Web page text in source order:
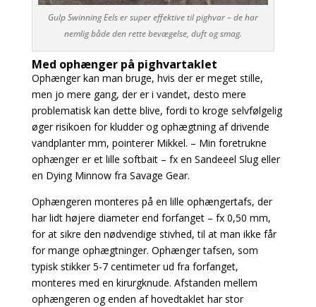
Gulp Swinning Eels er super effektive til pighvar – de har
nemlig både den rette bevægelse, duft og smag.
Med ophænger på pighvartaklet
Ophænger kan man bruge, hvis der er meget stille,
men jo mere gang, der er i vandet, desto mere
problematisk kan dette blive, fordi to kroge selvfølgelig
øger risikoen for kludder og ophægtning af drivende
vandplanter mm, pointerer Mikkel. – Min foretrukne
ophænger er et lille softbait – fx en Sandeeel Slug eller
en Dying Minnow fra Savage Gear.
Ophængeren monteres på en lille ophængertafs, der
har lidt højere diameter end forfanget – fx 0,50 mm,
for at sikre den nødvendige stivhed, til at man ikke får
for mange ophægtninger. Ophænger tafsen, som
typisk stikker 5-7 centimeter ud fra forfanget,
monteres med en kirurgknude. Afstanden mellem
ophængeren og enden af hovedtaklet har stor